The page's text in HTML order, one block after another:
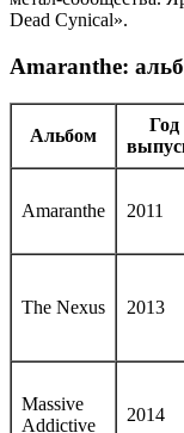
Dead Cynical».
Amaranthe:
Альбом
Год
Amaranthe 2011
The Nexus 2013
Massive
Addictive
2014